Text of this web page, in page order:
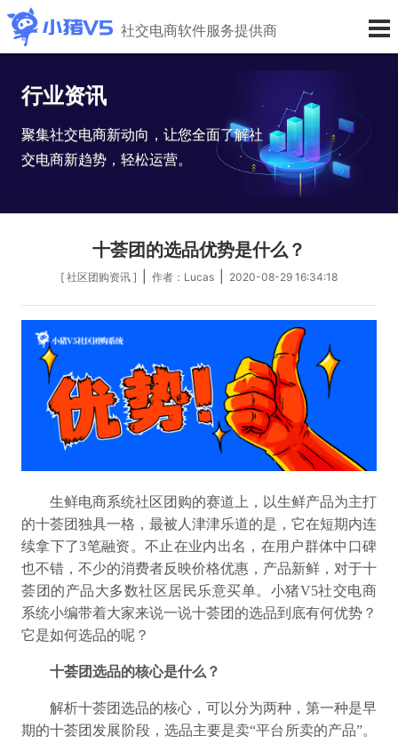
社交电商软件服务提供商
行业资讯
聚集社交电商新动向，让您全面了解社
交电商新趋势，轻松运营。
十荟团的选品优势是什么？
[ 社区团购资讯 ] 作者：Lucas 2020-08-29 16:34:18
生鲜电商系统社区团购的赛道上，以生鲜产品为主打
的十荟团独具一格，最被人津津乐道的是，它在短期内连
续拿下了3笔融资。不止在业内出名，在用户群体中口碑
也不错，不少的消费者反映价格优惠，产品新鲜，对于十
荟团的产品大多数社区居民乐意买单。 小猪V5社交电商
系统小编带着大家来说一说十荟团的选品到底有何优势？
它是如何选品的呢？
十荟团选品的核心是什么？
解析十荟团选品的核心，可以分为两种，第一种是早
期的十荟团发展阶段，选品主要是卖“平台所卖的产品”。